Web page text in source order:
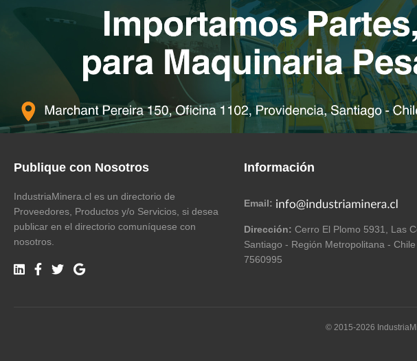
Publique con Nosotros
IndustriaMinera.cl es un directorio de
Proveedores, Productos y/o Servicios, si desea
publicar en el directorio comuníquese con
nosotros.
Información
Email:
Dirección: Cerro El Plomo 5931, Las
Santiago - Región Metropolitana -
7560995
© 2015-2026